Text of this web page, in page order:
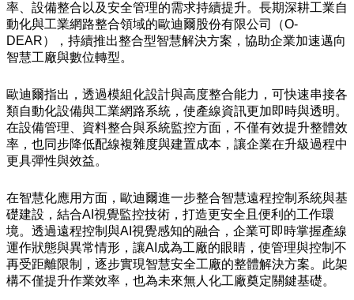
率、設備整合以及安全管理的需求持續提升。長期深耕工業自
動化與工業網路整合領域的歐迪爾股份有限公司（O-
DEAR），持續推出整合型智慧解決方案，協助企業加速邁向
智慧工廠與數位轉型。
歐迪爾指出，透過模組化設計與高度整合能力，可快速串接各
類自動化設備與工業網路系統，使產線資訊更加即時與透明。
在設備管理、資料整合與系統監控方面，不僅有效提升整體效
率，也同步降低配線複雜度與建置成本，讓企業在升級過程中
更具彈性與效益。
在智慧化應用方面，歐迪爾進一步整合智慧遠程控制系統與基
礎建設，結合AI視覺監控技術，打造更安全且便利的工作環
境。透過遠程控制與AI視覺感知的融合，企業可即時掌握產線
運作狀態與異常情形，讓AI成為工廠的眼睛，使管理與控制不
再受距離限制，逐步實現智慧安全工廠的整體解決方案。此架
構不僅提升作業效率，也為未來無人化工廠奠定關鍵基礎。